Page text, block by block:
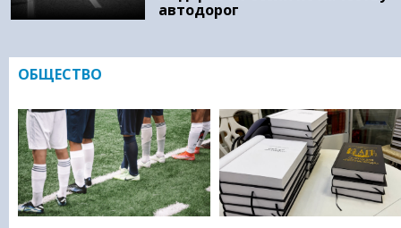
автодорог
ОБЩЕСТВО